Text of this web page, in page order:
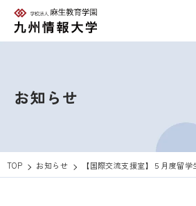
お知らせ
TOP お知らせ 【国際交流支援室】５月度留